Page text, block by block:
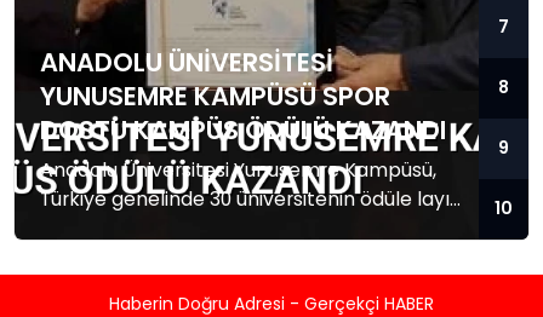
ANADOLU ÜNIVERSITESI
YUNUSEMRE KAMPÜSÜ SPOR
DOSTU KAMPÜS ÖDÜLÜ KAZANDI
Anadolu Üniversitesi Yunusemre Kampüsü,
Türkiye genelinde 30 üniversitenin ödüle layık
7
8
9
10
Haberin Doğru Adresi - Gerçekçi HABER